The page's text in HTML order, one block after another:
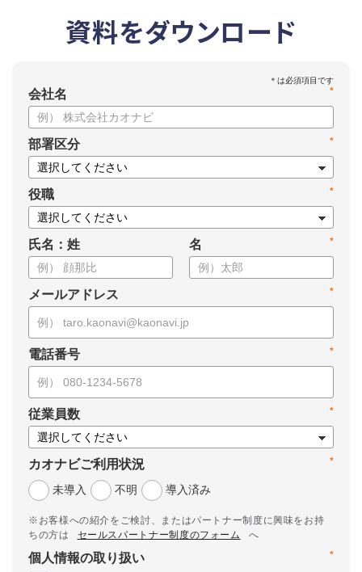
資料をダウンロード
*
会社名
*
部署区分
*
役職
氏名：姓 *
名
*
メールアドレス
*
電話番号
*
従業員数
*
カオナビご利用状況
未導入
不明 導入済み
※お客様への紹介をご検討、またはパートナー制度に興味をお持
ちの方は
セールスパートナー制度のフォーム
へ
*
個人情報の取り扱い